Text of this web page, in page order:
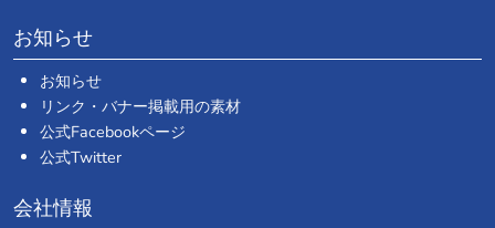
お知らせ
お知らせ
リンク・バナー掲載用の素材
公式Facebookページ
公式Twitter
会社情報